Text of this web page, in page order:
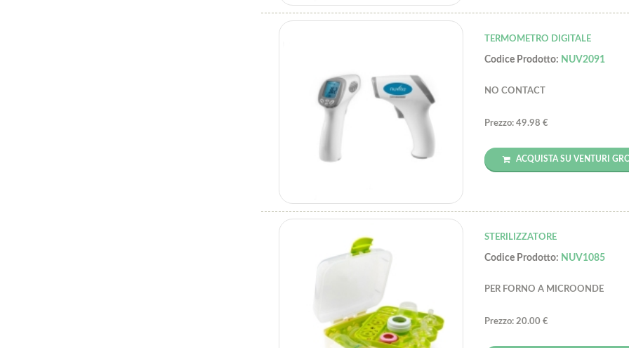
TERMOMETRO DIGITALE
Codice Prodotto: NUV2091
NO CONTACT
Prezzo: 49.98 €
ACQUISTA SU VENTURI
STERILIZZATORE
Codice Prodotto: NUV1085
PER FORNO A MICROONDE
Prezzo: 20.00 €